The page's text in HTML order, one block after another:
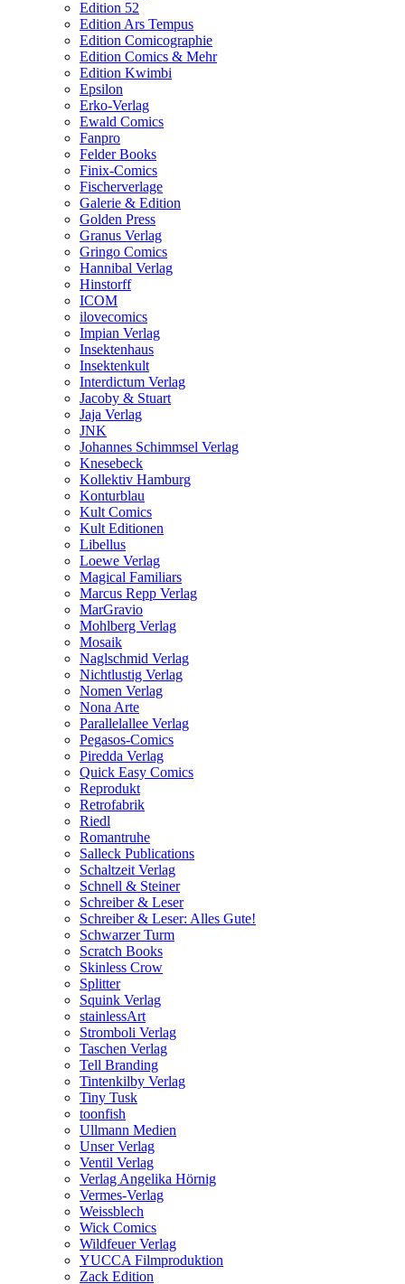
Edition 52
Edition Ars Tempus
Edition Comicographie
Edition Comics & Mehr
Edition Kwimbi
Epsilon
Erko-Verlag
Ewald Comics
Fanpro
Felder Books
Finix-Comics
Fischerverlage
Galerie & Edition
Golden Press
Granus Verlag
Gringo Comics
Hannibal Verlag
Hinstorff
ICOM
ilovecomics
Impian Verlag
Insektenhaus
Insektenkult
Interdictum Verlag
Jacoby & Stuart
Jaja Verlag
JNK
Johannes Schimmsel Verlag
Knesebeck
Kollektiv Hamburg
Konturblau
Kult Comics
Kult Editionen
Libellus
Loewe Verlag
Magical Familiars
Marcus Repp Verlag
MarGravio
Mohlberg Verlag
Mosaik
Naglschmid Verlag
Nichtlustig Verlag
Nomen Verlag
Nona Arte
Parallelallee Verlag
Pegasos-Comics
Piredda Verlag
Quick Easy Comics
Reprodukt
Retrofabrik
Riedl
Romantruhe
Salleck Publications
Schaltzeit Verlag
Schnell & Steiner
Schreiber & Leser
Schreiber & Leser: Alles Gute!
Schwarzer Turm
Scratch Books
Skinless Crow
Splitter
Squink Verlag
stainlessArt
Stromboli Verlag
Taschen Verlag
Tell Branding
Tintenkilby Verlag
Tiny Tusk
toonfish
Ullmann Medien
Unser Verlag
Ventil Verlag
Verlag Angelika Hörnig
Vermes-Verlag
Weissblech
Wick Comics
Wildfeuer Verlag
YUCCA Filmproduktion
Zack Edition